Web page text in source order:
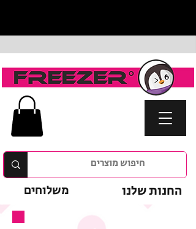
החנות שלנו משלוחים